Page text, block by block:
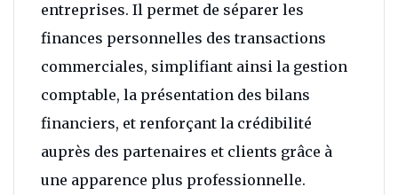
entreprises. Il permet de séparer les
finances personnelles des transactions
commerciales, simplifiant ainsi la gestion
comptable, la présentation des bilans
financiers, et renforçant la crédibilité
auprès des partenaires et clients grâce à
une apparence plus professionnelle.